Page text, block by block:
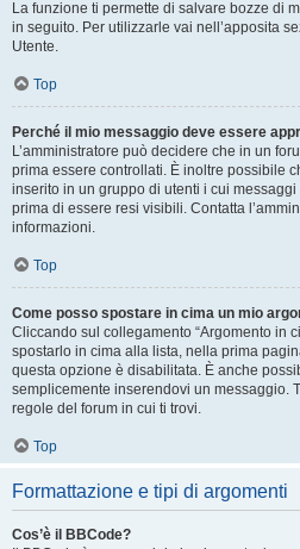
La funzione ti permette di salvare bozze di
in seguito. Per utilizzarle vai nell’apposita
Utente.
Top
Perché il mio messaggio deve essere
L’amministratore può decidere che in un
prima essere controllati. È inoltre possibile
inserito in un gruppo di utenti i cui
prima di essere resi visibili. Contatta
informazioni.
Top
Come posso spostare in cima un mio
Cliccando sul collegamento “Argomento in
spostarlo in cima alla lista, nella prima
questa opzione è disabilitata. È anche
semplicemente inserendovi un messaggio.
regole del forum in cui ti trovi.
Top
Formattazione e tipi di argomenti
Cos’è il BBCode?